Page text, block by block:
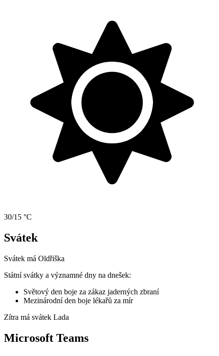
30/15 °C
Svátek
Svátek má Oldřiška
Státní svátky a významné dny na dnešek:
Světový den boje za zákaz jaderných zbraní
Mezinárodní den boje lékařů za mír
Zítra má svátek Lada
Microsoft Teams